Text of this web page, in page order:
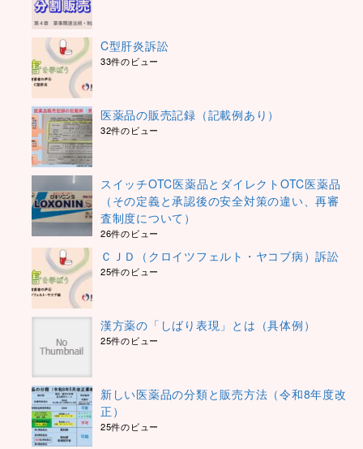
C型肝炎訴訟
33件のビュー
医薬品の販売記録（記載例あり）
32件のビュー
スイッチOTC医薬品とダイレクトOTC医薬品
（その定義と承認後の安全対策の違い、再審
査制度について）
26件のビュー
ＣＪＤ（クロイツフェルト・ヤコブ病）訴訟
25件のビュー
漢方薬の「しばり表現」とは（具体例）
25件のビュー
新しい医薬品の分類と販売方法（令和8年度改
正）
25件のビュー